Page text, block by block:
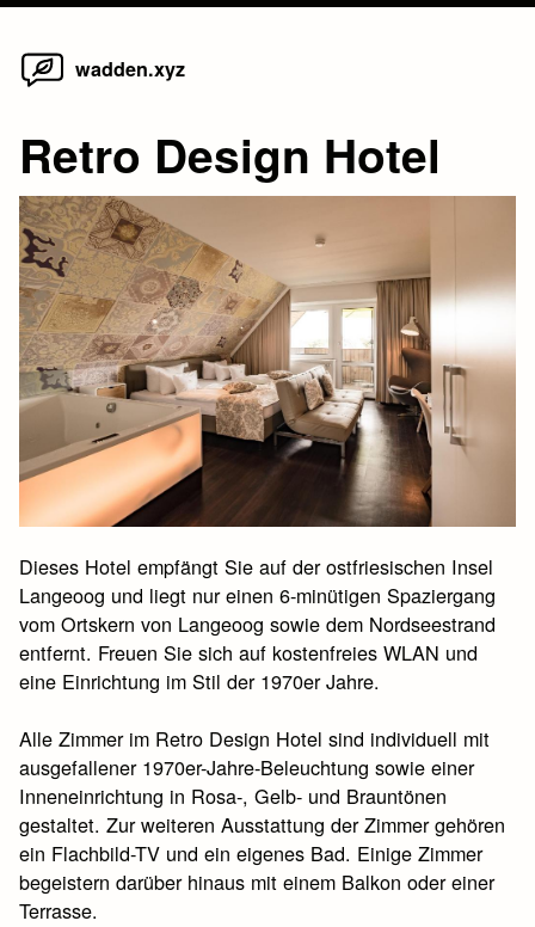
Skip
wadden.xyz
Retro Design Hotel
Dieses Hotel empfängt Sie auf der ostfriesischen Insel
Langeoog und liegt nur einen 6-minütigen Spaziergang
vom Ortskern von Langeoog sowie dem Nordseestrand
entfernt. Freuen Sie sich auf kostenfreies WLAN und
eine Einrichtung im Stil der 1970er Jahre.
Alle Zimmer im Retro Design Hotel sind individuell mit
ausgefallener 1970er-Jahre-Beleuchtung sowie einer
Inneneinrichtung in Rosa-, Gelb- und Brauntönen
gestaltet. Zur weiteren Ausstattung der Zimmer gehören
ein Flachbild-TV und ein eigenes Bad. Einige Zimmer
begeistern darüber hinaus mit einem Balkon oder einer
Terrasse.